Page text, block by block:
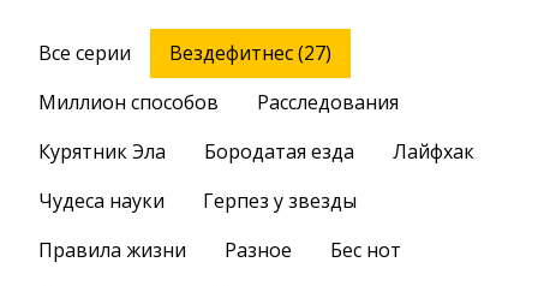
Все серии
Вездефитнес (27)
Миллион способов
Расследования
Курятник Эла
Бородатая езда
Лайфхак
Чудеса науки
Герпез у звезды
Правила жизни
Разное
Бес нот